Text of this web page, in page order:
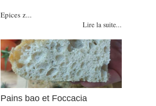
Epices z...
Lire la suite...
Pains bao et Foccacia